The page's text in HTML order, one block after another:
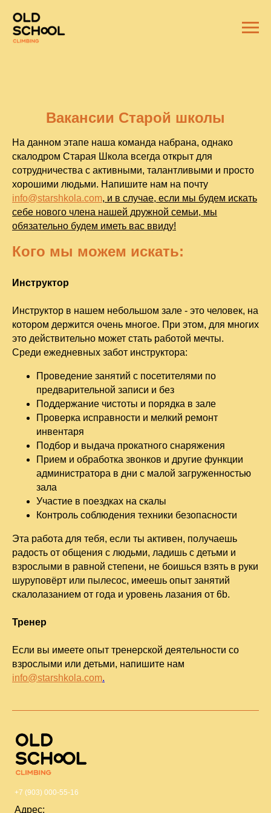
Вакансии Старой школы
На данном этапе наша команда набрана, однако
скалодром Старая Школа всегда открыт для
сотрудничества с активными, талантливыми и просто
хорошими людьми. Напишите нам на почту
info@starshkola.com, и в случае, если мы будем искать
себе нового члена нашей дружной семьи, мы
обязательно будем иметь вас ввиду!
Кого мы можем искать:
Инструктор
Инструктор в нашем небольшом зале - это человек, на
котором держится очень многое. При этом, для многих
это действительно может стать работой мечты.
Среди ежедневных забот инструктора:
Проведение занятий с посетителями по
предварительной записи и без
Поддержание чистоты и порядка в зале
Проверка исправности и мелкий ремонт
инвентаря
Подбор и выдача прокатного снаряжения
Прием и обработка звонков и другие функции
администратора в дни с малой загруженностью
зала
Участие в поездках на скалы
Контроль соблюдения техники безопасности
Эта работа для тебя, если ты активен, получаешь
радость от общения с людьми, ладишь с детьми и
взрослыми в равной степени, не боишься взять в руки
шуруповёрт или пылесос, имеешь опыт занятий
скалолазанием от года и уровень лазания от 6b.
Тренер
Если вы имеете опыт тренерской деятельности со
взрослыми или детьми, напишите нам
info@starshkola.com.
+7 (903) 000-55-16
Адрес: